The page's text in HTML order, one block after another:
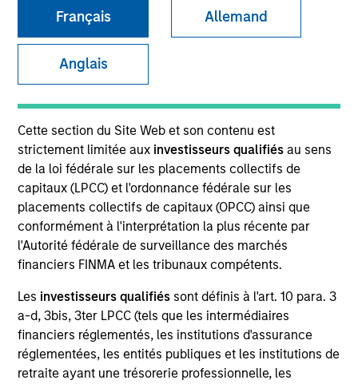
Français Allemand
Anglais
Cette section du Site Web et son contenu est
strictement limitée aux investisseurs qualifiésau sens
de la loi fédérale sur les placements collectifs de
capitaux (LPCC) et l'ordonnance fédérale sur les
placements collectifs de capitaux (OPCC) ainsi que
conformément à l'interprétation la plus récente par
l'Autorité fédérale de surveillance des marchés
financiers FINMA et les tribunaux compétents.
Les investisseurs qualifiés sont définis à l'art. 10 para. 3
a-d, 3bis, 3ter LPCC (tels que les intermédiaires
financiers réglementés, les institutions d'assurance
réglementées, les entités publiques et les institutions de
retraite ayant une trésorerie professionnelle, les
Technology
COUNTRY
United States
Invested on
Feb 2023
Flip.AI is a differentiated observability intelligence platform
focused on root cause analysis which DevOps teams